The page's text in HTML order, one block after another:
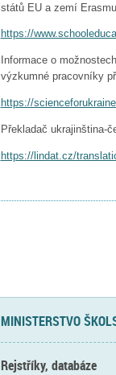
států EU a zemí
https://
Informace o
výzkumné pracovníky
https://
Překladač ukrajinština-
https://lindat.cz/
MINISTERSTVO
Rejstříky, databáze